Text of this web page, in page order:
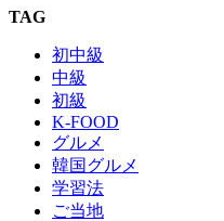
TAG
初中級
中級
初級
K-FOOD
グルメ
韓国グルメ
学習法
ご当地